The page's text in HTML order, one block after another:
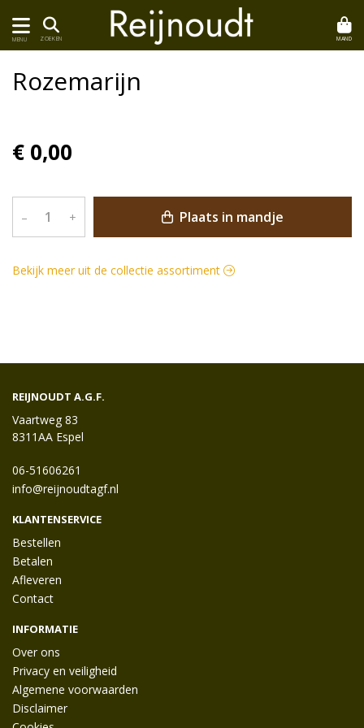
MENU ZOEKEN MAND
Rozemarijn
€ 0,00
– + Plaats in mandje
Bekijk meer uit de collectie assortiment
REIJNOUDT A.G.F.
Vaartweg 83
8311AA Espel
06-51606261
info@reijnoudtagf.nl
KLANTENSERVICE
Bestellen
Betalen
Afleveren
Contact
INFORMATIE
Over ons
Privacy en veiligheid
Algemene voorwaarden
Disclaimer